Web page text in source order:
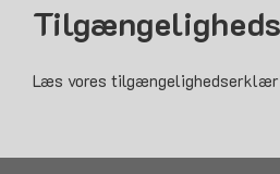
Læs vores